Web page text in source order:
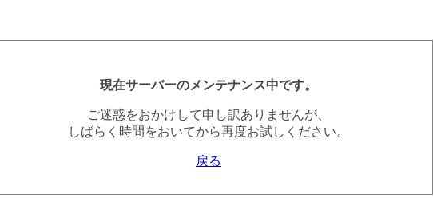
現在サーバーのメンテナンス中です。
ご迷惑をおかけして申し訳ありませんが、
しばらく時間をおいてから再度お試しください。
戻る